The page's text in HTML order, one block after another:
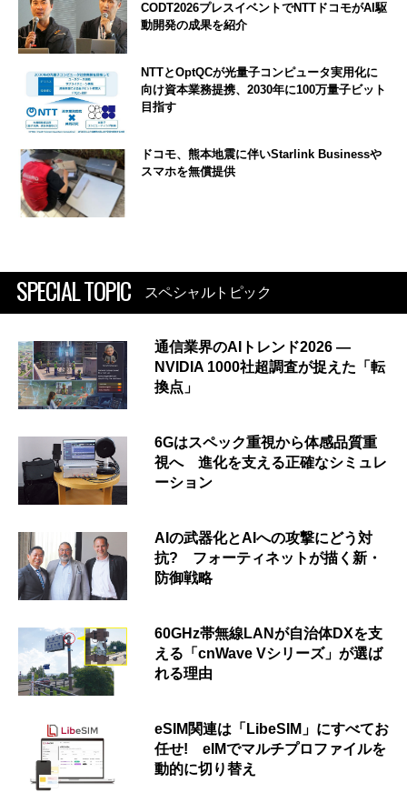
CODT2026プレスイベントでNTTドコモがAI駆
動開発の成果を紹介
NTTとOptQCが光量子コンピュータ実用化に
向け資本業務提携、2030年に100万量子ビット
目指す
ドコモ、熊本地震に伴いStarlink Businessや
スマホを無償提供
SPECIAL TOPIC スペシャルトピック
通信業界のAIトレンド2026 ―
NVIDIA 1000社超調査が捉えた「転
換点」
6Gはスペック重視から体感品質重
視へ 進化を支える正確なシミュレ
ーション
AIの武器化とAIへの攻撃にどう対
抗? フォーティネットが描く新・
防御戦略
60GHz帯無線LANが自治体DXを支
える「cnWave Vシリーズ」が選ば
れる理由
eSIM関連は「LibeSIM」にすべてお
任せ! eIMでマルチプロファイルを
動的に切り替え